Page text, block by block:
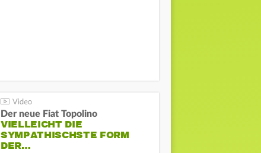
Der neue Fiat Topolino
VIELLEICHT DIE
SYMPATHISCHSTE FORM
DER…